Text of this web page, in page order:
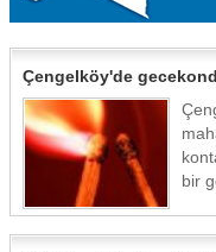
Çengelköy'de
bir